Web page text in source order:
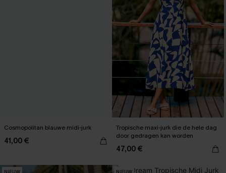
Cosmopolitan blauwe midi-jurk
41,00 €
Tropische maxi-jurk die de hele dag
door gedragen kan worden
47,00 €
NIEUW NIEUW